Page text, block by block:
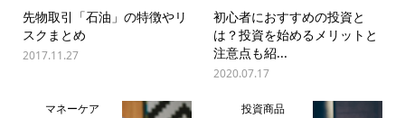
先物取引「石油」の特徴やリ
スクまとめ
2017.11.27
初心者におすすめの投資と
は？投資を始めるメリットと
注意点も紹...
2020.07.17
マネーケア 投資商品